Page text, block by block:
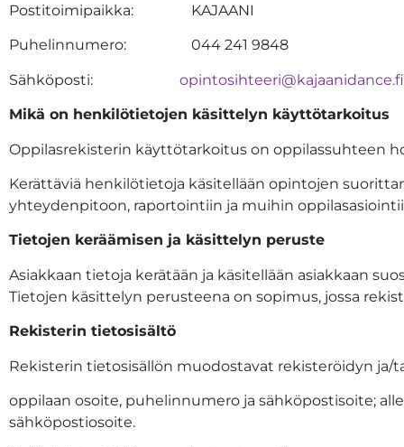
Postitoimipaikka: KAJAANI
Puhelinnumero: 044 241 9848
Sähköposti: opintosihteeri@kajaanidance.fi
Mikä on henkilötietojen käsittelyn käyttötarkoitus
Oppilasrekisterin käyttötarkoitus on oppilassuhteen
Kerättäviä henkilötietoja käsitellään opintojen
yhteydenpitoon, raportointiin ja muihin
Tietojen keräämisen ja käsittelyn peruste
Asiakkaan tietoja kerätään ja käsitellään asiakkaan
Tietojen käsittelyn perusteena on sopimus, jossa
Rekisterin tietosisältö
Rekisterin tietosisällön muodostavat rekisteröidyn ja/
oppilaan osoite, puhelinnumero ja sähköpostisoite;
sähköpostiosoite.